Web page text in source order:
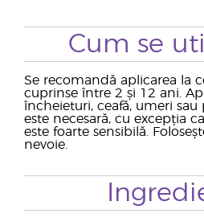
Cum se
Se recomandă aplicarea la
cuprinse între 2 și 12 ani.
încheieturi, ceafă, umeri sau
este necesară, cu excepția
este foarte sensibilă.
nevoie.